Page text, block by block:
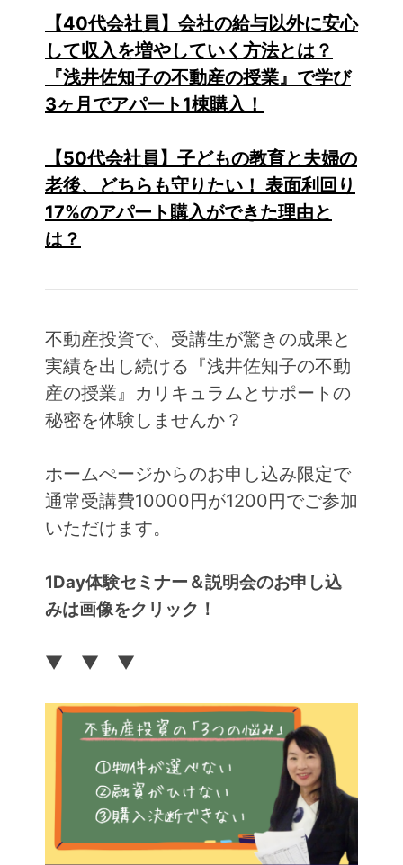
【40代会社員】会社の給与以外に安心
して収入を増やしていく方法とは？
『浅井佐知子の不動産の授業』で学び
3ヶ月でアパート1棟購入！
【50代会社員】子どもの教育と夫婦の
老後、どちらも守りたい！ 表面利回り
17%のアパート購入ができた理由と
は？
不動産投資で、受講生が驚きの成果と
実績を出し続ける『浅井佐知子の不動
産の授業』カリキュラムとサポートの
秘密を体験しませんか？
ホームぺージからのお申し込み限定で
通常受講費10000円が1200円でご参加
いただけます。
1Day体験セミナー＆説明会のお申し込
みは画像をクリック！
▼ ▼ ▼